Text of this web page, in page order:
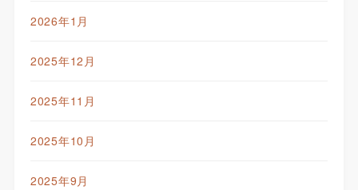
2026年1月
2025年12月
2025年11月
2025年10月
2025年9月